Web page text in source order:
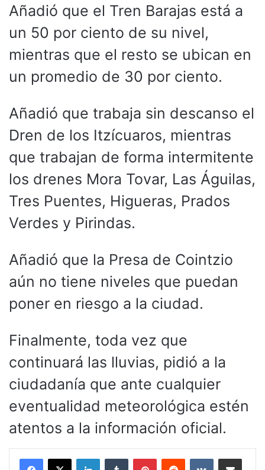
Añadió que el Tren Barajas está a
un 50 por ciento de su nivel,
mientras que el resto se ubican en
un promedio de 30 por ciento.
Añadió que trabaja sin descanso el
Dren de los Itzícuaros, mientras
que trabajan de forma intermitente
los drenes Mora Tovar, Las Águilas,
Tres Puentes, Higueras, Prados
Verdes y Pirindas.
Añadió que la Presa de Cointzio
aún no tiene niveles que puedan
poner en riesgo a la ciudad.
Finalmente, toda vez que
continuará las lluvias, pidió a la
ciudadanía que ante cualquier
eventualidad meteorológica estén
atentos a la información oficial.
LinkedInTumblr PinterestReddit VKontakteCompartir por